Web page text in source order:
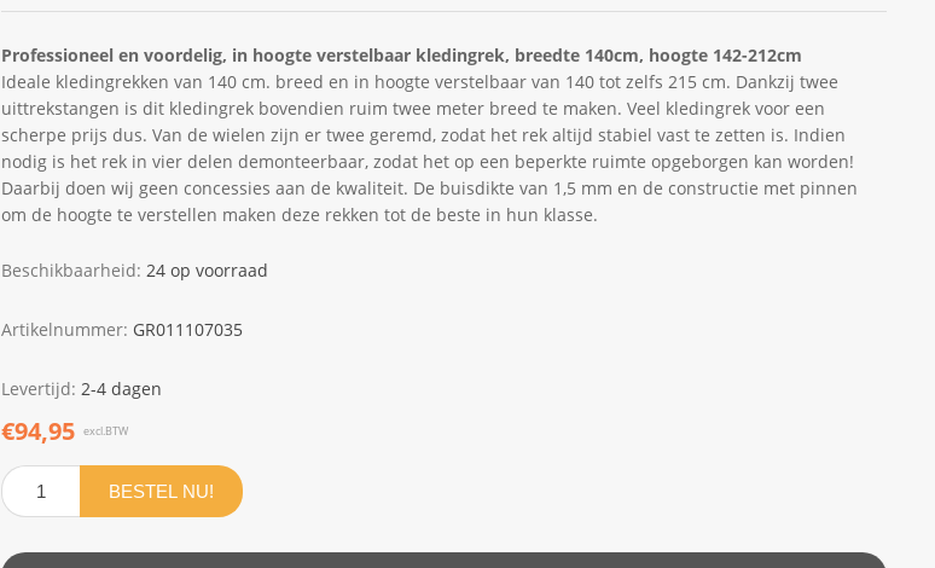
Professioneel en voordelig, in hoogte verstelbaar kledingrek, breedte 140cm, hoogte 142-212cm
Ideale kledingrekken van 140 cm. breed en in hoogte verstelbaar van 140 tot zelfs 215 cm. Dankzij twee
uittrekstangen is dit kledingrek bovendien ruim twee meter breed te maken. Veel kledingrek voor een
scherpe prijs dus. Van de wielen zijn er twee geremd, zodat het rek altijd stabiel vast te zetten is. Indien
nodig is het rek in vier delen demonteerbaar, zodat het op een beperkte ruimte opgeborgen kan worden!
Daarbij doen wij geen concessies aan de kwaliteit. De buisdikte van 1,5 mm en de constructie met pinnen
om de hoogte te verstellen maken deze rekken tot de beste in hun klasse.
Beschikbaarheid: 24 op voorraad
Artikelnummer: GR011107035
Levertijd: 2-4 dagen
€94,95 excl.BTW
BESTEL NU!